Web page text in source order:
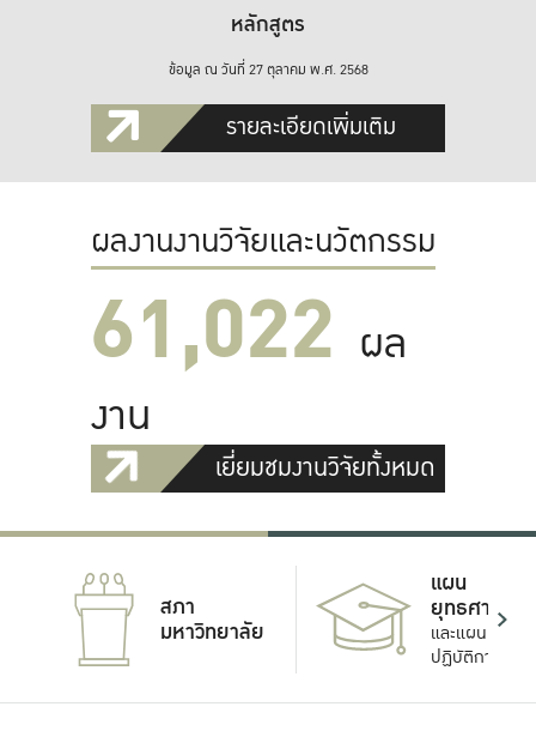
หลักสูตร
ข้อมูล ณ วันที่ 27 ตุลาคม พ.ศ. 2568
รายละเอียดเพิ่มเติม
ผลงานงานวิจัยและนวัตกรรม
61,022 ผล
งาน
เยี่ยมชมงานวิจัยทั้งหมด
สภา
มหาวิทยาลัย
แผน
ยุทธศาสตร์
และแผน
ปฏิบัติการ